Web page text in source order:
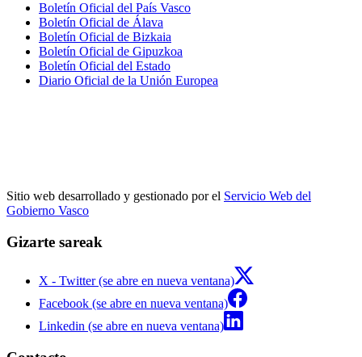
Boletín Oficial del País Vasco
Boletín Oficial de Álava
Boletín Oficial de Bizkaia
Boletín Oficial de Gipuzkoa
Boletín Oficial del Estado
Diario Oficial de la Unión Europea
Sitio web desarrollado y gestionado por el Servicio Web del
Gobierno Vasco
Gizarte sareak
X - Twitter (se abre en nueva ventana)
Facebook (se abre en nueva ventana)
Linkedin (se abre en nueva ventana)